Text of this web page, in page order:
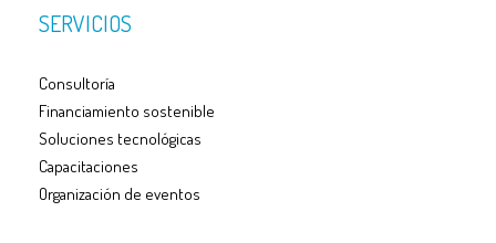
SERVICIOS
Consultoría
Financiamiento sostenible
Soluciones tecnológicas
Capacitaciones
Organización de eventos